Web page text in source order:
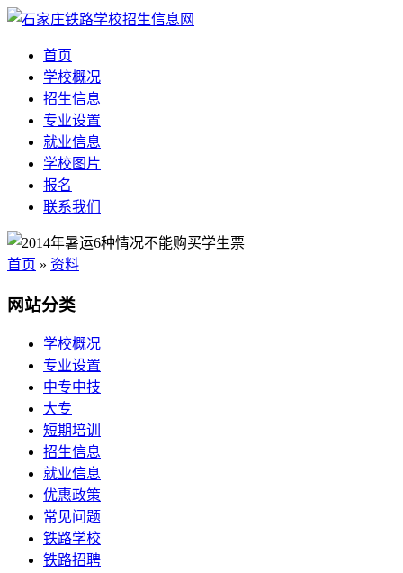
首页
学校概况
招生信息
专业设置
就业信息
学校图片
报名
联系我们
首页 » 资料
网站分类
学校概况
专业设置
中专中技
大专
短期培训
招生信息
就业信息
优惠政策
常见问题
铁路学校
铁路招聘